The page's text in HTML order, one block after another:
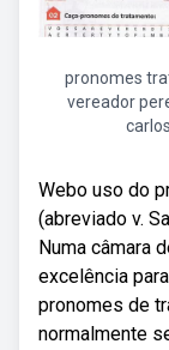
pronomes
vereador
carlos
Webo uso do
(abreviado v.
Numa câmara
excelência
pronomes de
normalmente